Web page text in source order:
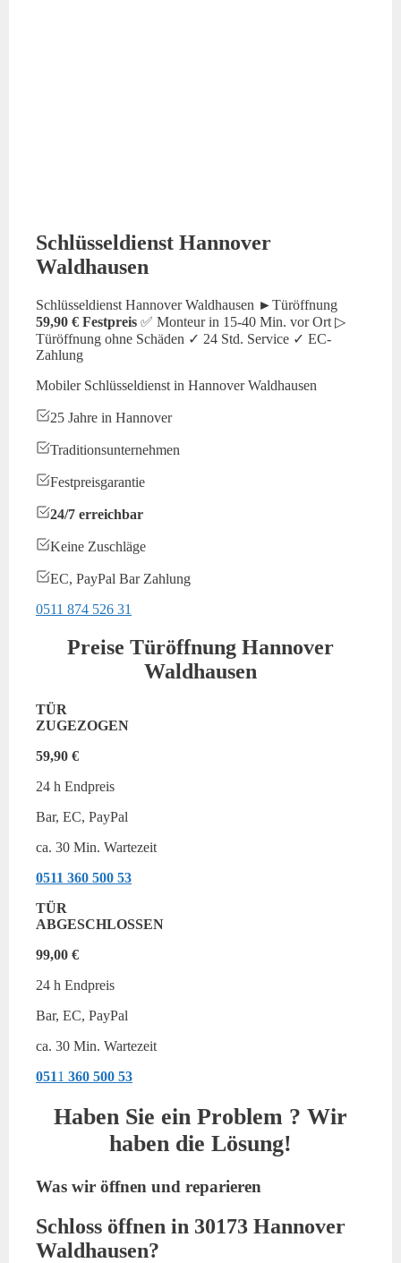
Schlüsseldienst Hannover
Waldhausen
Schlüsseldienst Hannover Waldhausen ►Türöffnung
59,90 € Festpreis ✅ Monteur in 15-40 Min. vor Ort ▷
Türöffnung ohne Schäden ✓ 24 Std. Service ✓ EC-
Zahlung
Mobiler Schlüsseldienst in Hannover Waldhausen
25 Jahre in Hannover
Traditionsunternehmen
Festpreisgarantie
24/7 erreichbar
Keine Zuschläge
EC, PayPal Bar Zahlung
0511 874 526 31
Preise Türöffnung Hannover
Waldhausen
TÜR
ZUGEZOGEN
59,90 €
24 h Endpreis
Bar, EC, PayPal
ca. 30 Min. Wartezeit
0511 360 500 53
TÜR
ABGESCHLOSSEN
99,00 €
24 h Endpreis
Bar, EC, PayPal
ca. 30 Min. Wartezeit
0511 360 500 53
Haben Sie ein Problem ? Wir
haben die Lösung!
Was wir öffnen und reparieren
Schloss öffnen in 30173 Hannover
Waldhausen?